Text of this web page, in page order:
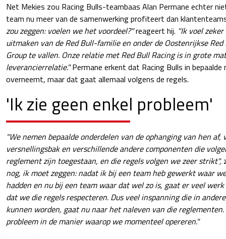
Net Mekies zou Racing Bulls-teambaas Alan Permane echter
team nu meer van de samenwerking profiteert dan
zou zeggen: voelen we het voordeel?"reageert hij. "Ik voel
uitmaken van de Red Bull-familie en onder de Oostenrijkse
Group te vallen. Onze relatie met Red Bull Racing is in grote
leverancierrelatie."Permane erkent dat Racing Bulls in bepaalde
overneemt, maar dat gaat allemaal volgens de regels.
'Ik zie geen enkel probleem'
"We nemen bepaalde onderdelen van de ophanging van hen af,
versnellingsbak en verschillende andere componenten die
reglement zijn toegestaan, en die regels volgen we zeer strikt",
nog, ik moet zeggen: nadat ik bij een team heb gewerkt waar
hadden en nu bij een team waar dat wel zo is, gaat er veel
dat we die regels respecteren. Dus veel inspanning die in
kunnen worden, gaat nu naar het naleven van die
probleem in de manier waarop we momenteel opereren."